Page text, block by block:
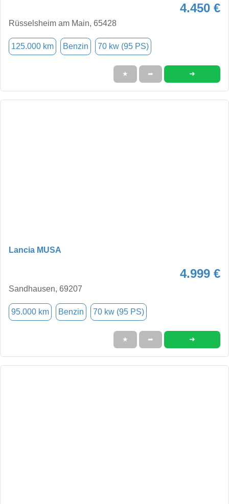
4.450 €
Rüsselsheim am Main, 65428
125.000 km Benzin 70 kw (95 PS)
★ ➦ ➜
Lancia MUSA
4.999 €
Sandhausen, 69207
95.000 km Benzin 70 kw (95 PS)
★ ➦ ➜